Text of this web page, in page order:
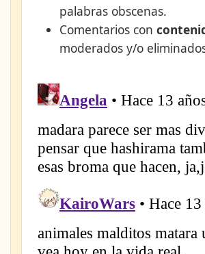
palabras obscenas.
Comentarios con
moderados y/o